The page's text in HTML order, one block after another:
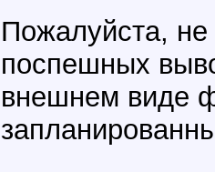
Пожалуйста, не
поспешных
внешнем виде